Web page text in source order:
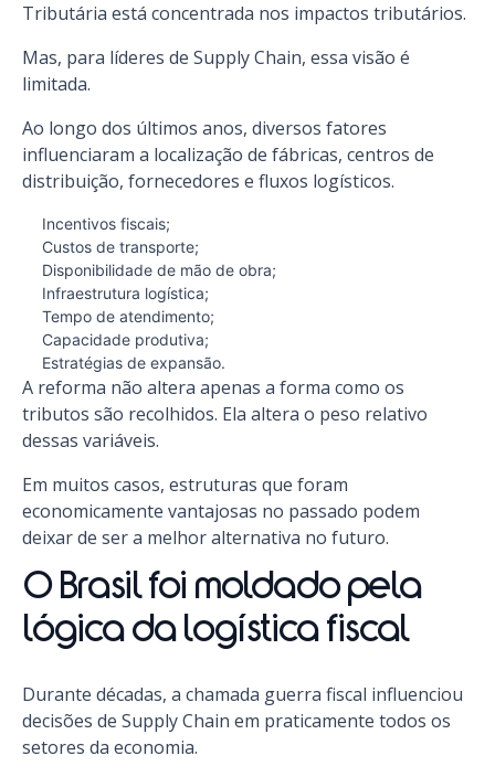
Tributária está concentrada nos impactos tributários.
Mas, para líderes de Supply Chain, essa visão é
limitada.
Ao longo dos últimos anos, diversos fatores
influenciaram a localização de fábricas, centros de
distribuição, fornecedores e fluxos logísticos.
Incentivos fiscais;
Custos de transporte;
Disponibilidade de mão de obra;
Infraestrutura logística;
Tempo de atendimento;
Capacidade produtiva;
Estratégias de expansão.
A reforma não altera apenas a forma como os
tributos são recolhidos. Ela altera o peso relativo
dessas variáveis.
Em muitos casos, estruturas que foram
economicamente vantajosas no passado podem
deixar de ser a melhor alternativa no futuro.
O Brasil foi moldado pela
lógica da logística fiscal
Durante décadas, a chamada guerra fiscal influenciou
decisões de Supply Chain em praticamente todos os
setores da economia.